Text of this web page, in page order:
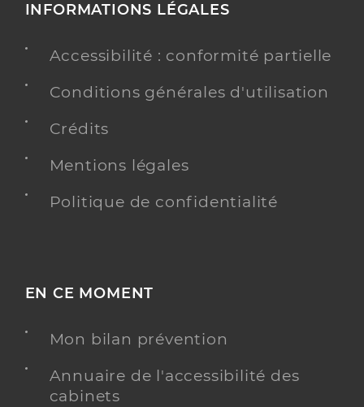
INFORMATIONS LÉGALES
Accessibilité : conformité partielle
Conditions générales d'utilisation
Crédits
Mentions légales
Politique de confidentialité
EN CE MOMENT
Mon bilan prévention
Annuaire de l'accessibilité des
cabinets